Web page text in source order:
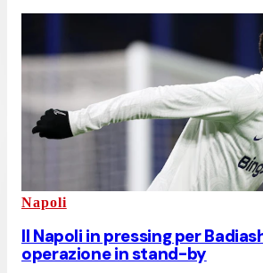
Napoli
Il Napoli in pressing per
operazione in stand-by